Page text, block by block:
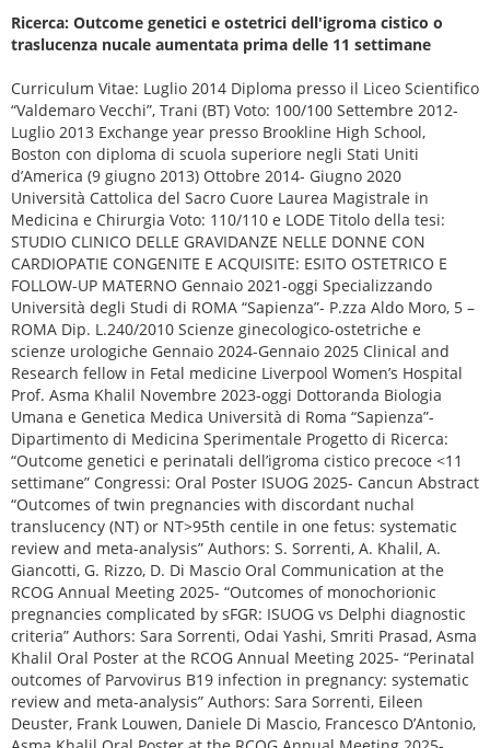
Ricerca: Outcome genetici e ostetrici dell'igroma cistico o
traslucenza nucale aumentata prima delle 11 settimane
Curriculum Vitae: Luglio 2014 Diploma presso il Liceo Scientifico
“Valdemaro Vecchi”, Trani (BT) Voto: 100/100 Settembre 2012-
Luglio 2013 Exchange year presso Brookline High School,
Boston con diploma di scuola superiore negli Stati Uniti
d’America (9 giugno 2013) Ottobre 2014- Giugno 2020
Università Cattolica del Sacro Cuore Laurea Magistrale in
Medicina e Chirurgia Voto: 110/110 e LODE Titolo della tesi:
STUDIO CLINICO DELLE GRAVIDANZE NELLE DONNE CON
CARDIOPATIE CONGENITE E ACQUISITE: ESITO OSTETRICO E
FOLLOW-UP MATERNO Gennaio 2021-oggi Specializzando
Università degli Studi di ROMA “Sapienza”- P.zza Aldo Moro, 5 –
ROMA Dip. L.240/2010 Scienze ginecologico-ostetriche e
scienze urologiche Gennaio 2024-Gennaio 2025 Clinical and
Research fellow in Fetal medicine Liverpool Women’s Hospital
Prof. Asma Khalil Novembre 2023-oggi Dottoranda Biologia
Umana e Genetica Medica Università di Roma “Sapienza”-
Dipartimento di Medicina Sperimentale Progetto di Ricerca:
“Outcome genetici e perinatali dell’igroma cistico precoce <11
settimane” Congressi: Oral Poster ISUOG 2025- Cancun Abstract
“Outcomes of twin pregnancies with discordant nuchal
translucency (NT) or NT>95th centile in one fetus: systematic
review and meta-analysis” Authors: S. Sorrenti, A. Khalil, A.
Giancotti, G. Rizzo, D. Di Mascio Oral Communication at the
RCOG Annual Meeting 2025- “Outcomes of monochorionic
pregnancies complicated by sFGR: ISUOG vs Delphi diagnostic
criteria” Authors: Sara Sorrenti, Odai Yashi, Smriti Prasad, Asma
Khalil Oral Poster at the RCOG Annual Meeting 2025- “Perinatal
outcomes of Parvovirus B19 infection in pregnancy: systematic
review and meta-analysis” Authors: Sara Sorrenti, Eileen
Deuster, Frank Louwen, Daniele Di Mascio, Francesco D’Antonio,